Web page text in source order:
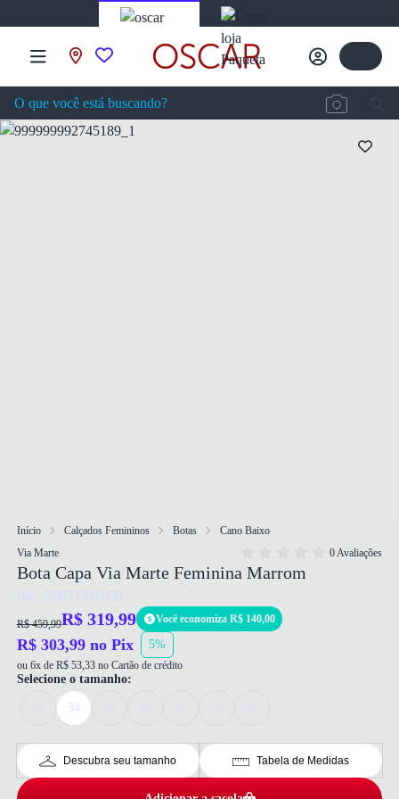
Início Calçados Femininos Botas
Cano Baixo
Via Marte
0 Avaliações
Bota Capa Via Marte Feminina Marrom
Ref: 7890733953130
R$ 459,99R$ 319,99 Você economiza R$ 140,00
R$ 303,99 no Pix 5%
ou 6x de R$ 53,33 no Cartão de crédito
Selecione o tamanho:
34
Descubra seu tamanho Tabela de Medidas